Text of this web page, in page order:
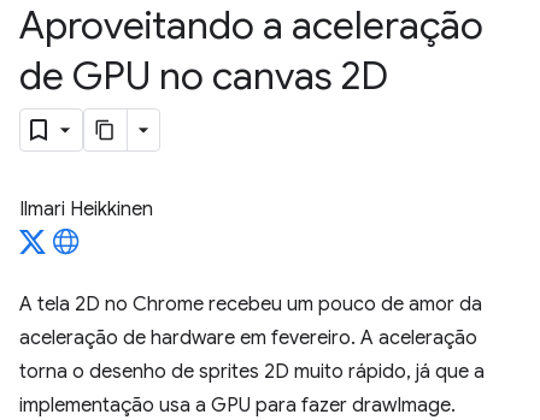
Aproveitando a aceleração
de GPU no canvas 2D
Ilmari Heikkinen
A tela 2D no Chrome recebeu um pouco de amor da
aceleração de hardware em fevereiro. A aceleração
torna o desenho de sprites 2D muito rápido, já que a
implementação usa a GPU para fazer drawImage.